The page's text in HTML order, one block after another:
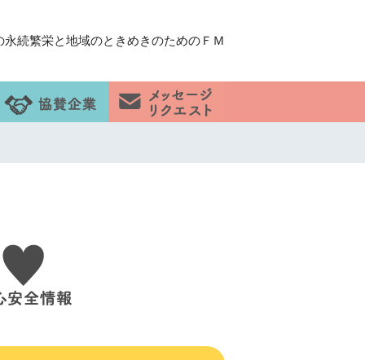
永続繁栄と地域のときめきのためのＦＭ